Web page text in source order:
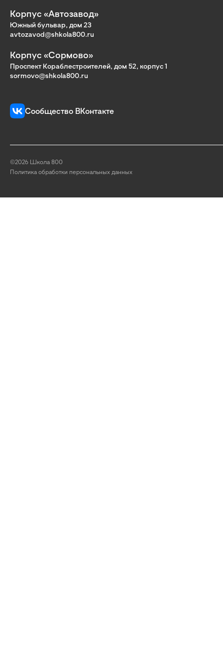
Корпус «Автозавод»
Южный бульвар, дом 23
avtozavod@shkola800.ru
Корпус «Сормово»
Проспект Кораблестроителей, дом 52, корпус 1
sormovo@shkola800.ru
Сообщество ВКонтакте
©2026 Школа 800
Политика обработки персональных данных